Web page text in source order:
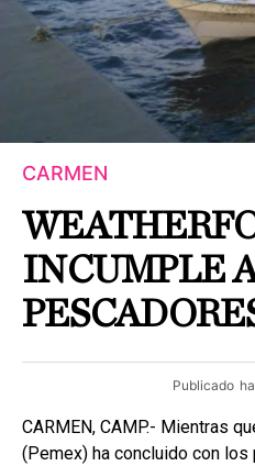
CARMEN
INCUMPLE
Publicado
CARMEN, CAMP.- Mientras
(Pemex) ha concluido con